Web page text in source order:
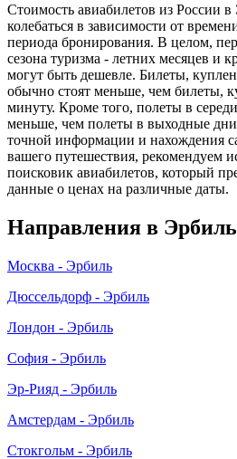
Стоимость авиабилетов из России
колебаться в зависимости от
периода бронирования. В целом,
сезона туризма - летних месяцев и
могут быть дешевле. Билеты,
обычно стоят меньше, чем билеты,
минуту. Кроме того, полеты в
меньше, чем полеты в выходные
точной информации и нахождения
вашего путешествия, рекомендуем
поисковик авиабилетов, который
данные о ценах на различные даты.
Направления в Эрбиль
Москва - Эрбиль
Дюссельдорф - Эрбиль
Лондон - Эрбиль
София - Эрбиль
Эр-Рияд - Эрбиль
Амстердам - Эрбиль
Стокгольм - Эрбиль